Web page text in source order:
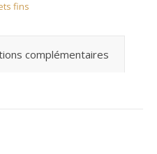
fins
complémentaires